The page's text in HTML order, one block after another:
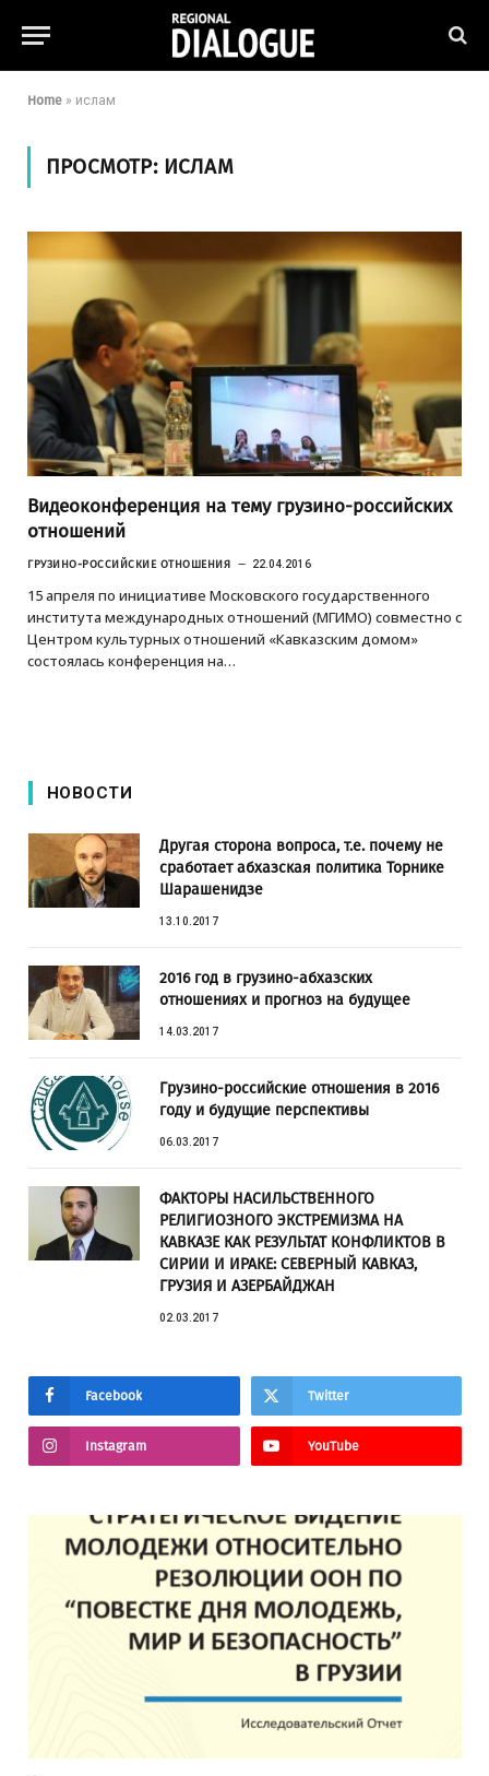
Home » ислам
ПРОСМОТР: ИСЛАМ
Видеоконференция на тему грузино-российских
отношений
ГРУЗИНО-РОССИЙСКИЕ ОТНОШЕНИЯ 22.04.2016
15 апреля по инициативе Московского государственного
института международных отношений (МГИМО) совместно с
Центром культурных отношений «Кавказским домом»
состоялась конференция на…
НОВОСТИ
Другая сторона вопроса, т.е. почему не
сработает абхазская политика Торнике
Шарашенидзе
13.10.2017
2016 год в грузино-абхазских
отношениях и прогноз на будущее
14.03.2017
Грузино-российские отношения в 2016
году и будущие перспективы
06.03.2017
ФАКТОРЫ НАСИЛЬСТВЕННОГО
РЕЛИГИОЗНОГО ЭКСТРЕМИЗМА НА
КАВКАЗЕ КАК РЕЗУЛЬТАТ КОНФЛИКТОВ В
СИРИИ И ИРАКЕ: СЕВЕРНЫЙ КАВКАЗ,
ГРУЗИЯ И АЗЕРБАЙДЖАН
02.03.2017
Facebook Twitter
Instagram YouTube